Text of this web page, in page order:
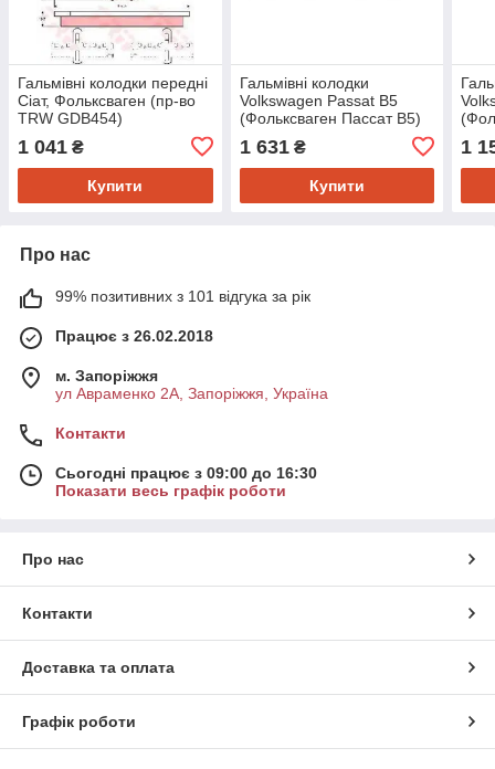
Гальмівні колодки передні
Сіат, Фольксваген (пр-во
TRW GDB454)
1 041 ₴
Купити
Гальмівні колодки
Volkswagen Passat B5
(Фольксваген Пассат B5)
передні 1996-- ->2005 (пр-
во MEYLE 0252301820W)
1 631₴
Купити
во
1
Про нас
99% позитивних з 101 відгука за рік
Працює з 26.02.2018
м. Запоріжжя
ул Авраменко 2А, Запоріжжя, Україна
Контакти
Сьогодні працює з 09:00 до 16:30
Показати весь графік роботи
Про нас
Контакти
Доставка та оплата
Графік роботи